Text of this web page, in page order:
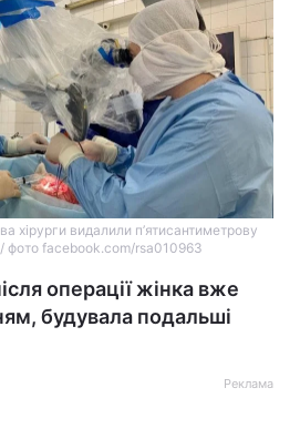
хірурги видалили п’ятисантиметрову
фото facebook.com/rsa010963
операції жінка вже
будувала подальші
Реклама